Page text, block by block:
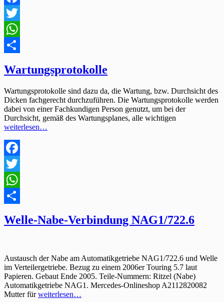
Facebook
Twitter
WhatsApp
Wartungsprotokolle
Wartungsprotokolle sind dazu da, die Wartung, bzw. Durchsicht des
Dicken fachgerecht durchzuführen. Die Wartungsprotokolle werden
dabei von einer Fachkundigen Person genutzt, um bei der
Durchsicht, gemäß des Wartungsplanes, alle wichtigen
weiterlesen…
Facebook
Twitter
WhatsApp
Welle-Nabe-Verbindung NAG1/722.6
Austausch der Nabe am Automatikgetriebe NAG1/722.6 und Welle
im Verteilergetriebe. Bezug zu einem 2006er Touring 5.7 laut
Papieren. Gebaut Ende 2005. Teile-Nummern: Ritzel (Nabe)
Automatikgetriebe NAG1. Mercedes-Onlineshop A2112820082
Mutter fürweiterlesen…